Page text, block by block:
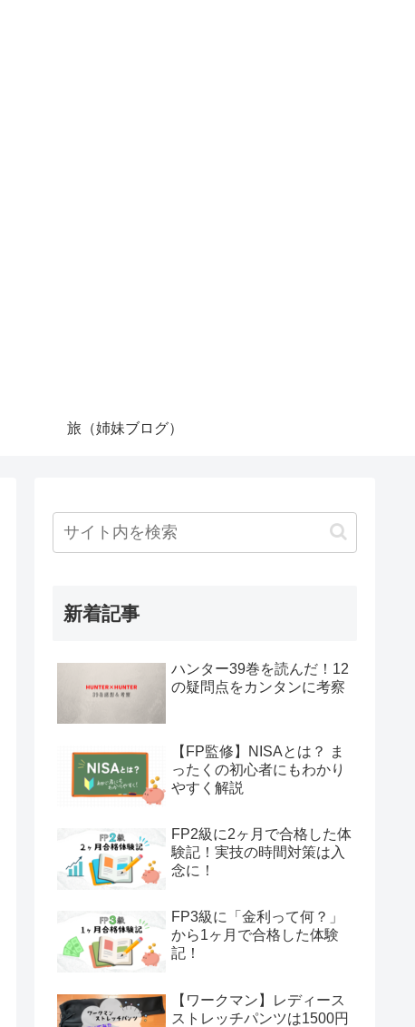
旅（姉妹ブログ）
新着記事
ハンター39巻を読んだ！12
の疑問点をカンタンに考察
【FP監修】NISAとは？ ま
ったくの初心者にもわかり
やすく解説
FP2級に2ヶ月で合格した体
験記！実技の時間対策は入
念に！
FP3級に「金利って何？」
から1ヶ月で合格した体験
記！
【ワークマン】レディース
ストレッチパンツは1500円